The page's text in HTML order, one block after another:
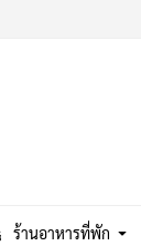
ร้านอาหารที่พัก